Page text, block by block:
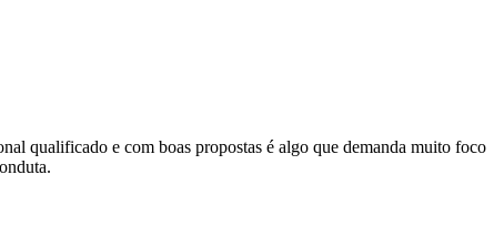
qualificado e com boas propostas é algo que demanda muito foco